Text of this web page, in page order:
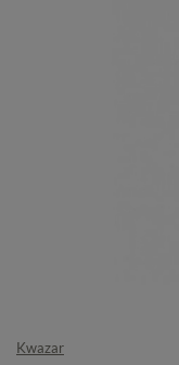
Kwazar